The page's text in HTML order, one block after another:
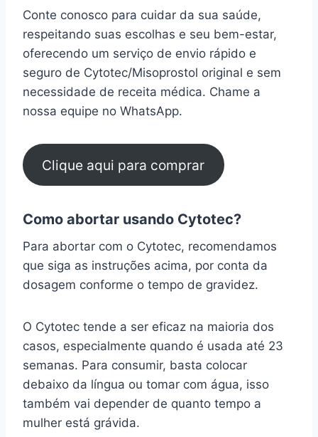
Conte conosco para cuidar da sua saúde,
respeitando suas escolhas e seu bem-estar,
oferecendo um serviço de envio rápido e
seguro de Cytotec/Misoprostol original e sem
necessidade de receita médica. Chame a
nossa equipe no WhatsApp.
Clique aqui para comprar
Como abortar usando Cytotec?
Para abortar com o Cytotec, recomendamos
que siga as instruções acima, por conta da
dosagem conforme o tempo de gravidez.
O Cytotec tende a ser eficaz na maioria dos
casos, especialmente quando é usada até 23
semanas. Para consumir, basta colocar
debaixo da língua ou tomar com água, isso
também vai depender de quanto tempo a
mulher está grávida.